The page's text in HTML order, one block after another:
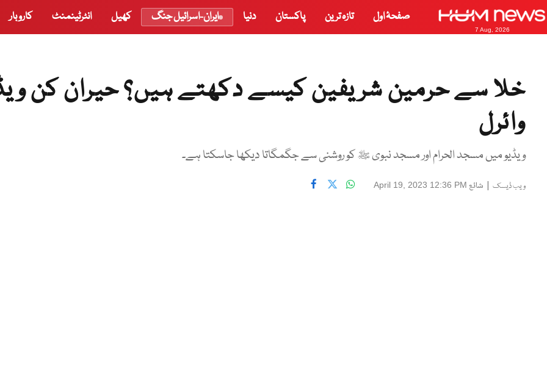
7 Aug, 2026
صفحۂ اول تازہ ترین پاکستان دنیا ایران-اسرائیل جنگ کھیل انٹرٹینمنٹ کاروبار
خلا سے حرمین شریفین کیسے دکھتے ہیں؟ حیران کن
وائرل
ویڈیو میں مسجد الحرام اور مسجد نبوی ﷺ کو روشنی سے جگمگاتا دیکھا جاسکتا ہے۔
ویب ڈیسک | شائع April 19, 2023 12:36 PM